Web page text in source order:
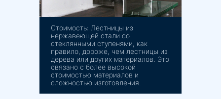
Стоимость: Лестницы из
нержавеющей стали со
стеклянными ступенями, как
правило, дороже, чем лестницы из
дерева или других материалов. Это
связано с более высокой
стоимостью материалов и
сложностью изготовления.